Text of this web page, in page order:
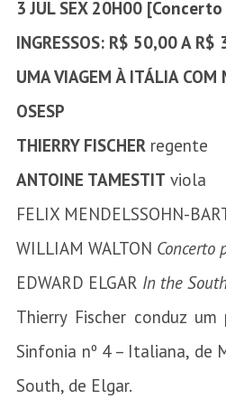
3 JUL SEX 20H00 [
INGRESSOS: R$ 50,00 A
UMA VIAGEM À ITÁLIA COM
OSESP
THIERRY FISCHER regente
ANTOINE TAMESTIT viola
FELIX MENDELSSOHN-
WILLIAM WALTON Concerto
EDWARD ELGAR In the
Thierry Fischer conduz
Sinfonia nº 4 – Italiana, de
South, de Elgar.